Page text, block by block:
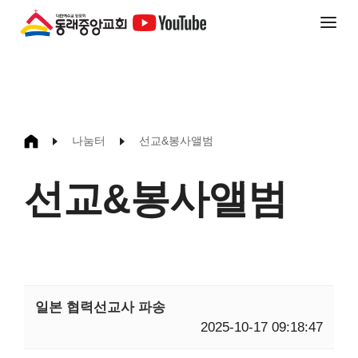
나눔터 선교&봉사앨범
선교&봉사앨범
일본 협력선교사 파송
2025-10-17 09:18:47